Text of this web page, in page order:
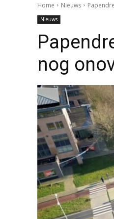
Home Nieuws
Nieuws
nog